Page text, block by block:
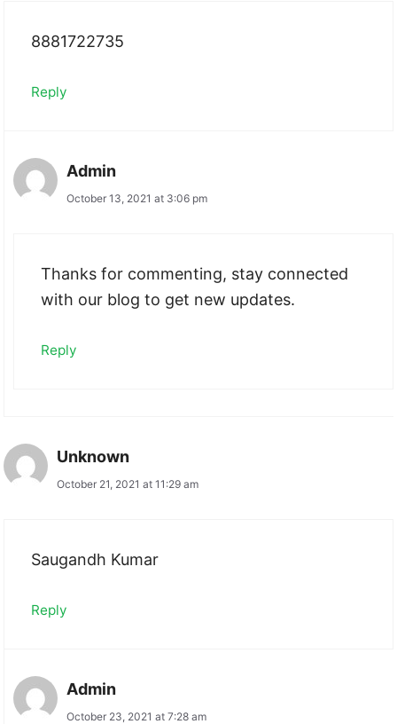
8881722735
Reply
Admin
October 13, 2021 at 3:06 pm
Thanks for commenting, stay connected
with our blog to get new updates.
Reply
Unknown
October 21, 2021 at 11:29 am
Saugandh Kumar
Reply
Admin
October 23, 2021 at 7:28 am